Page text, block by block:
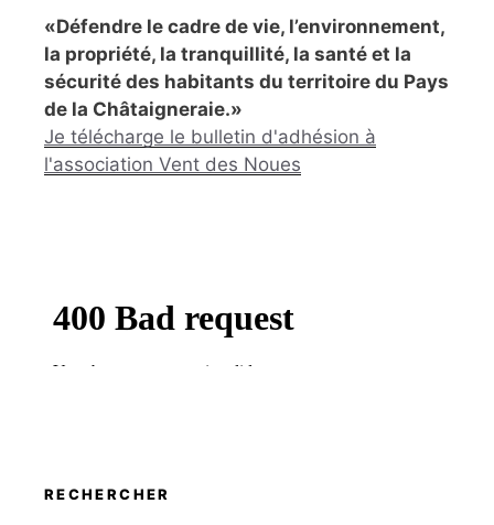
«Défendre le cadre de vie, l’environnement,
la propriété, la tranquillité, la santé et la
sécurité des habitants du territoire du Pays
de la Châtaigneraie.»
Je télécharge le bulletin d'adhésion à
l'association Vent des Noues
RECHERCHER